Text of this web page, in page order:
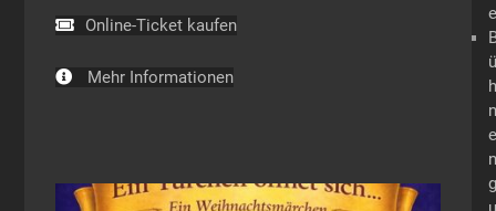
Online-Ticket kaufen
Mehr Informationen
e
ü
h
n
e
n
g